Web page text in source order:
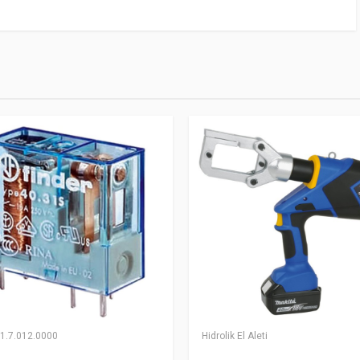
Hidrolik El Aleti